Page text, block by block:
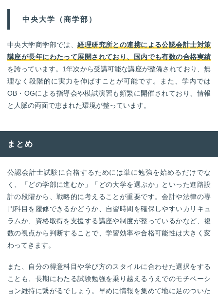
中央大学（商学部）
中央大学商学部では、経理研究所との連携による公認会計士対策
講座が長年にわたって展開されており、国内でも有数の合格実績
を誇っています。1年次から受講可能な講座が整備されており、無
理なく段階的に実力を伸ばすことが可能です。また、学内では
OB・OGによる指導会や模試演習も頻繁に開催されており、情報
と人脈の両面で恵まれた環境が整っています。
まとめ
公認会計士試験に合格するためには単に勉強を始めるだけでな
く、「どの学部に進むか」「どの大学を選ぶか」といった進路設
計の段階から、戦略的に考えることが重要です。会計や法律の専
門科目を履修できるかどうか、自習時間を確保しやすいカリキュ
ラムか、資格取得を支援する講座や制度が整っているかなど、複
数の視点から判断することで、学習効率や合格可能性は大きく変
わってきます。
また、自分の得意科目や学び方のスタイルに合わせた選択をする
ことも、長期にわたる試験勉強を乗り越えるうえでのモチベーシ
ョン維持に繋がるでしょう。早めに情報を集めて地に足のついた